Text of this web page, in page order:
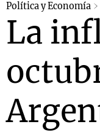
Política y Economía
La